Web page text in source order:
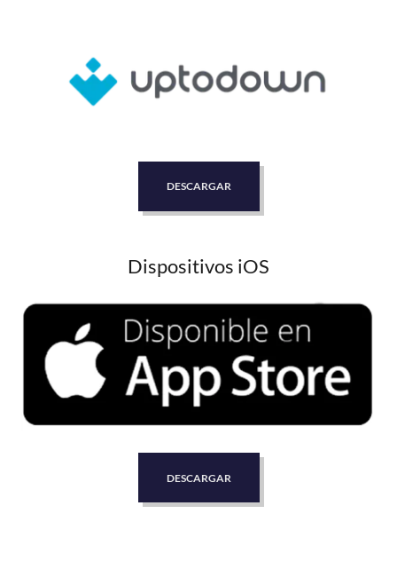
DESCARGAR
Dispositivos iOS
DESCARGAR